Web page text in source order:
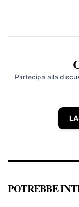
Partecipa alla
POTREBBE